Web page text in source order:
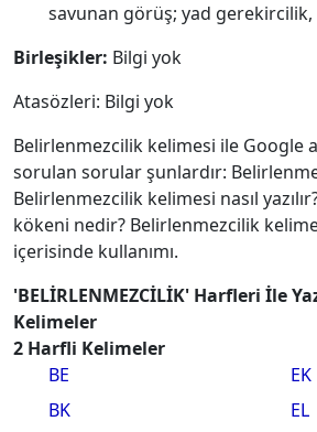
savunan görüş; yad
Birleşikler: Bilgi yok
Atasözleri: Bilgi yok
Belirlenmezcilik kelimesi ile Google
sorulan sorular şunlardır:
Belirlenmezcilik kelimesi nasıl
kökeni nedir? Belirlenmezcilik
içerisinde kullanımı.
'BELİRLENMEZCİLİK' Harfleri İle
Kelimeler
2 Harfli Kelimeler
BE
BK
EK
EL